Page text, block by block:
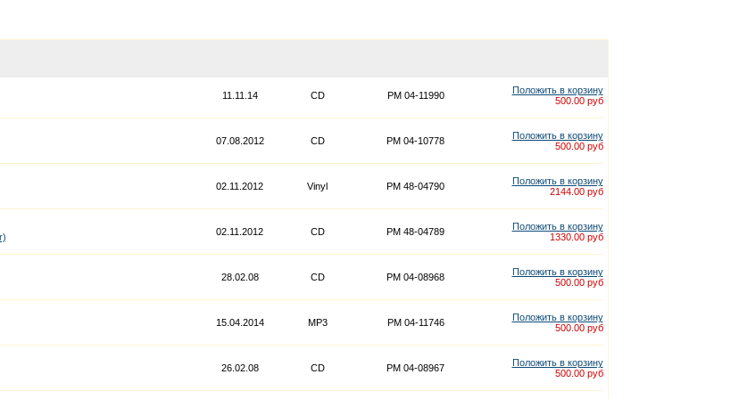
11.11.14 CD PM 04-11990
Положить в корзину
500.00 руб
07.08.2012 CD PM 04-10778
Положить в корзину
500.00 руб
02.11.2012 Vinyl PM 48-04790
Положить в корзину
2144.00 руб
02.11.2012 CD PM 48-04789
Положить в корзину
1330.00 руб
28.02.08 CD PM 04-08968
Положить в корзину
500.00 руб
15.04.2014 МР3 PM 04-11746
Положить в корзину
500.00 руб
26.02.08 CD PM 04-08967
Положить в корзину
500.00 руб